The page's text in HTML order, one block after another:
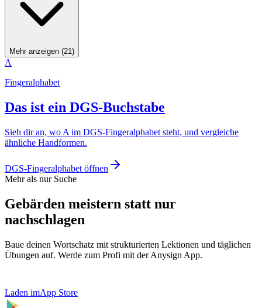
Mehr anzeigen (21)
A
Fingeralphabet
Das ist ein DGS-Buchstabe
Sieh dir an, wo A im DGS-Fingeralphabet steht, und vergleiche
ähnliche Handformen.
DGS-Fingeralphabet öffnen
Mehr als nur Suche
Gebärden meistern statt nur
nachschlagen
Baue deinen Wortschatz mit strukturierten Lektionen und täglichen
Übungen auf. Werde zum Profi mit der Anysign App.
Laden imApp Store